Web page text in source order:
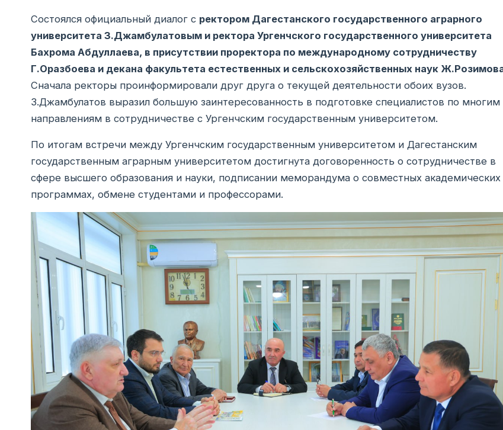
Состоялся официальный диалог с ректором Дагестанского государственного аграрного
университета З.Джамбулатовым и ректора Ургенчского государственного университета
Бахрома Абдуллаева, в присутствии проректора по международному сотрудничеству
Г.Оразбоева и декана факультета естественных и сельскохозяйственных наук
Сначала ректоры проинформировали друг друга о текущей деятельности обоих вузов.
З.Джамбулатов выразил большую заинтересованность в подготовке специалистов по многим
направлениям в сотрудничестве с Ургенчским государственным университетом.
По итогам встречи между Ургенчским государственным университетом и Дагестанским
государственным аграрным университетом достигнута договоренность о сотрудничестве в
сфере высшего образования и науки, подписании меморандума о совместных академических
программах, обмене студентами и профессорами.